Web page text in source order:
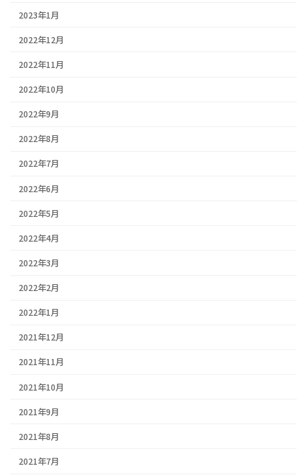
2023年1月
2022年12月
2022年11月
2022年10月
2022年9月
2022年8月
2022年7月
2022年6月
2022年5月
2022年4月
2022年3月
2022年2月
2022年1月
2021年12月
2021年11月
2021年10月
2021年9月
2021年8月
2021年7月